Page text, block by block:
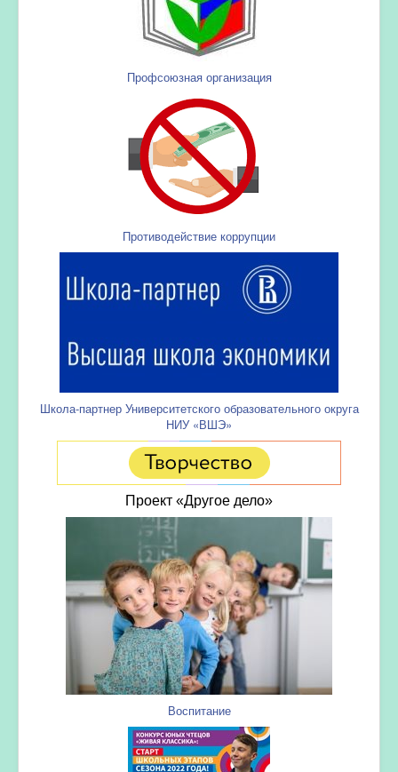
Профсоюзная организация
Противодействие коррупции
Школа-партнер Университетского образовательного округа
НИУ «ВШЭ»
Проект «Другое дело»
Воспитание